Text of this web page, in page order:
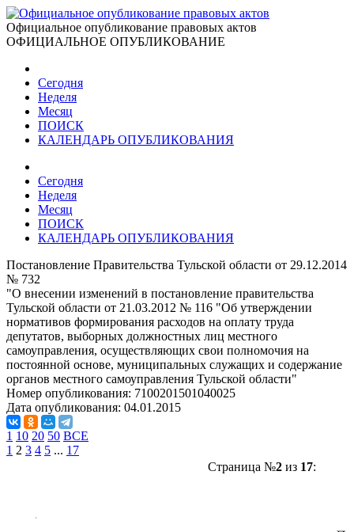
Официальное опубликование правовых актов
ОФИЦИАЛЬНОЕ ОПУБЛИКОВАНИЕ
Сегодня
Неделя
Месяц
ПОИСК
КАЛЕНДАРЬ ОПУБЛИКОВАНИЯ
Сегодня
Неделя
Месяц
ПОИСК
КАЛЕНДАРЬ ОПУБЛИКОВАНИЯ
Постановление Правительства Тульской области от 29.12.2014
№ 732
"О внесении изменений в постановление правительства
Тульской области от 21.03.2012 № 116 "Об утверждении
нормативов формирования расходов на оплату труда
депутатов, выборных должностных лиц местного
самоуправления, осуществляющих свои полномочия на
постоянной основе, муниципальных служащих и содержание
органов местного самоуправления Тульской области"
Номер опубликования: 7100201501040025
Дата опубликования: 04.01.2015
1 10 20 50 ВСЕ
1 2 3 4 5 ... 17
Страница №2из 17: